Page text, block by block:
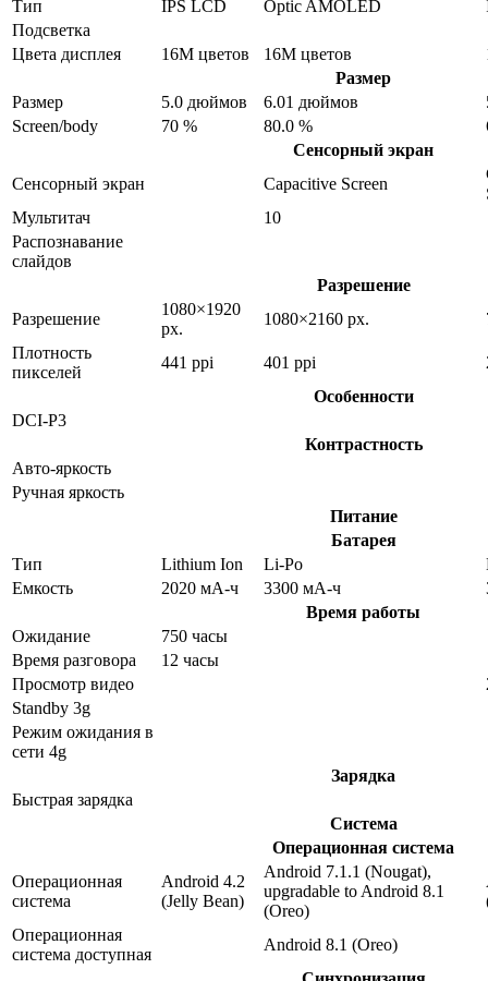
Тип IPS LCD Optic AMOLED
Подсветка
Цвета дисплея
16M цветов 16M цветов
Размер
Размер
5.0 дюймов 6.01 дюймов
Screen/body
70 % 80.0 %
Сенсорный экран
Сенсорный экран
Capacitive Screen
Мультитач
10
Распознавание
слайдов
Разрешение
Разрешение
1080×1920
px.
1080×2160 px.
Плотность
пикселей
441 ppi 401 ppi
Особенности
DCI-P3
Контрастность
Авто-яркость
Ручная яркость
Питание
Батарея
Тип
Lithium Ion Li-Po
Емкость
2020 мА-ч 3300 мА-ч
Время работы
Ожидание
750 часы
Время разговора
12 часы
Просмотр видео
Standby 3g
Режим ожидания в
сети 4g
Зарядка
Быстрая зарядка
Система
Операционная система
Операционная
система
Android 4.2
(Jelly Bean)
Android 7.1.1 (Nougat),
upgradable to Android 8.1
(Oreo)
Операционная
система доступная
Android 8.1 (Oreo)